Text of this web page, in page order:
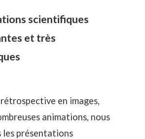
scientifiques
et très
en images,
animations, nous
les présentations